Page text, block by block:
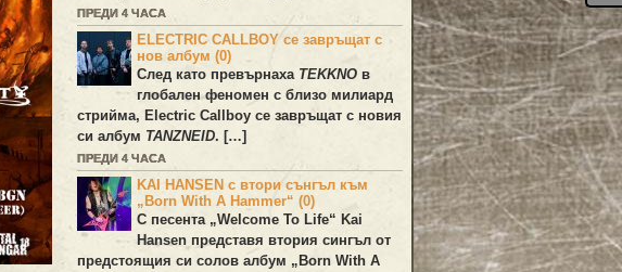
ПРЕДИ 4 ЧАСА
ELECTRIC CALLBOY се завръщат с
нов албум (0)
След като превърнаха TEKKNO в
глобален феномен с близо милиард
стрийма, Electric Callboy се завръщат с новия
си албум TANZNEID. […]
ПРЕДИ 4 ЧАСА
KAI HANSEN с втори сънгъл към
„Born With A Hammer“ (0)
С песента „Welcome To Life“ Kai
Hansen представя втория сингъл от
предстоящия си солов албум „ Born With A